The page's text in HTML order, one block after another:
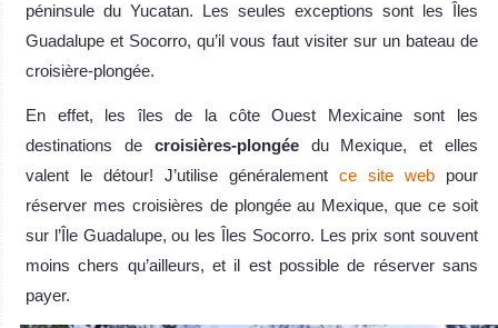
péninsule du Yucatan. Les seules exceptions sont les Îles
Guadalupe et Socorro, qu’il vous faut visiter sur un bateau de
croisière-plongée.
En effet, les îles de la côte Ouest Mexicaine sont les
destinations de croisières-plongéedu Mexique, et elles
valent le détour! J’utilise généralement ce site web pour
réserver mes croisières de plongée au Mexique, que ce soit
sur l’Île Guadalupe, ou les Îles Socorro. Les prix sont souvent
moins chers qu’ailleurs, et il est possible de réserver sans
payer.